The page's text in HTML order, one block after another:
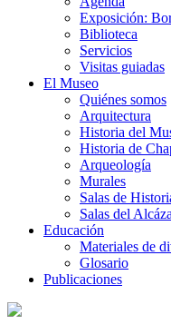
Exposición:
Biblioteca
Servicios
Visitas guiadas
El Museo
Quiénes somos
Arquitectura
Historia del
Historia de
Arqueología
Murales
Salas de
Salas del
Educación
Materiales de
Glosario
Publicaciones